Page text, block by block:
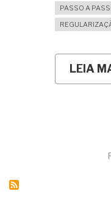
PASSO A
LEIA